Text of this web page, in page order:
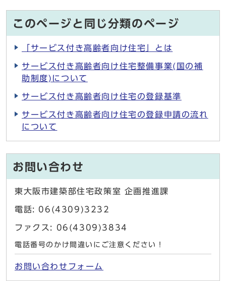
このページと同じ分類のページ
「サービス付き高齢者向け住宅」とは
サービス付き高齢者向け住宅整備事業(国の補
助制度)について
サービス付き高齢者向け住宅の登録基準
サービス付き高齢者向け住宅の登録申請の流れ
について
お問い合わせ
東大阪市建築部住宅政策室 企画推進課
電話: 06(4309)3232
ファクス: 06(4309)3834
電話番号のかけ間違いにご注意ください！
お問い合わせフォーム